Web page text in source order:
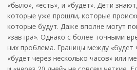
«было», «есть», и «будет». Дети
которые уже прошли, которые
которые будут. Даже вполне могут
«завтра». Однако с более точными
них проблема. Границы между «будет
«будет через несколько часов» или